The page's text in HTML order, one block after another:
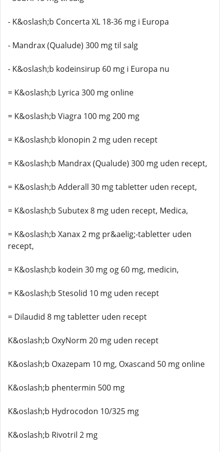
- K&oslash;b Concerta XL 18-36 mg i Europa
- Mandrax (Qualude) 300 mg til salg
- K&oslash;b kodeinsirup 60 mg i Europa nu
= K&oslash;b Lyrica 300 mg online
= K&oslash;b Viagra 100 mg 200 mg
= K&oslash;b klonopin 2 mg uden recept
= K&oslash;b Mandrax (Qualude) 300 mg uden recept,
= K&oslash;b Adderall 30 mg tabletter uden recept,
= K&oslash;b Subutex 8 mg uden recept, Medica,
= K&oslash;b Xanax 2 mg pr&aelig;-tabletter uden
recept,
= K&oslash;b kodein 30 mg og 60 mg, medicin,
= K&oslash;b Stesolid 10 mg uden recept
= Dilaudid 8 mg tabletter uden recept
K&oslash;b OxyNorm 20 mg uden recept
K&oslash;b Oxazepam 10 mg, Oxascand 50 mg online
K&oslash;b phentermin 500 mg
K&oslash;b Hydrocodon 10/325 mg
K&oslash;b Rivotril 2 mg